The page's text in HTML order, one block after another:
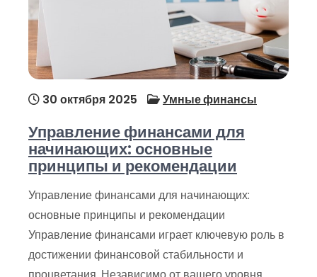
30 октября 2025 Умные финансы
Управление финансами для
начинающих: основные
принципы и рекомендации
Управление финансами для начинающих:
основные принципы и рекомендации
Управление финансами играет ключевую роль в
достижении финансовой стабильности и